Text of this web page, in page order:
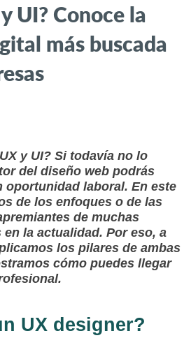
UI? Conoce la
más buscada
y UI? Si todavía no lo
del diseño web podrás
oportunidad laboral. En este
de los enfoques o de las
de muchas
la actualidad. Por eso, a
los pilares de ambas
cómo puedes llegar
UX designer?